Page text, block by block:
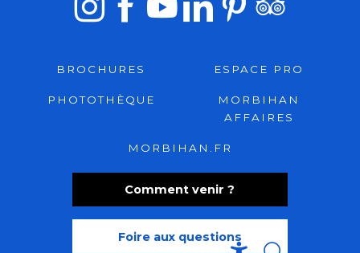
Comment venir ?
Foire aux questions
BROCHURES ESPACE PRO
PHOTOTHÈQUE
MORBIHAN
AFFAIRES
MORBIHAN.FR